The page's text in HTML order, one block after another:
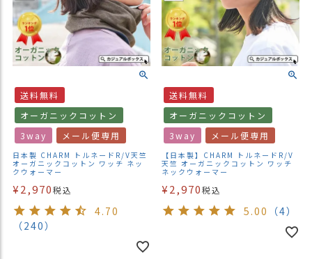
送料無料
オーガニックコットン
3way
メール便専用
日本製 CHARM トルネードR/V天竺
オーガニックコットン ワッチ ネッ
クウォーマー
¥2,970税込
4.70
（240）
送料無料
オーガニックコットン
3way
メール便専用
【日本製】CHARM トルネードR/V
天竺 オーガニックコットン ワッチ
ネックウォーマー
¥2,970税込
5.00 （4）